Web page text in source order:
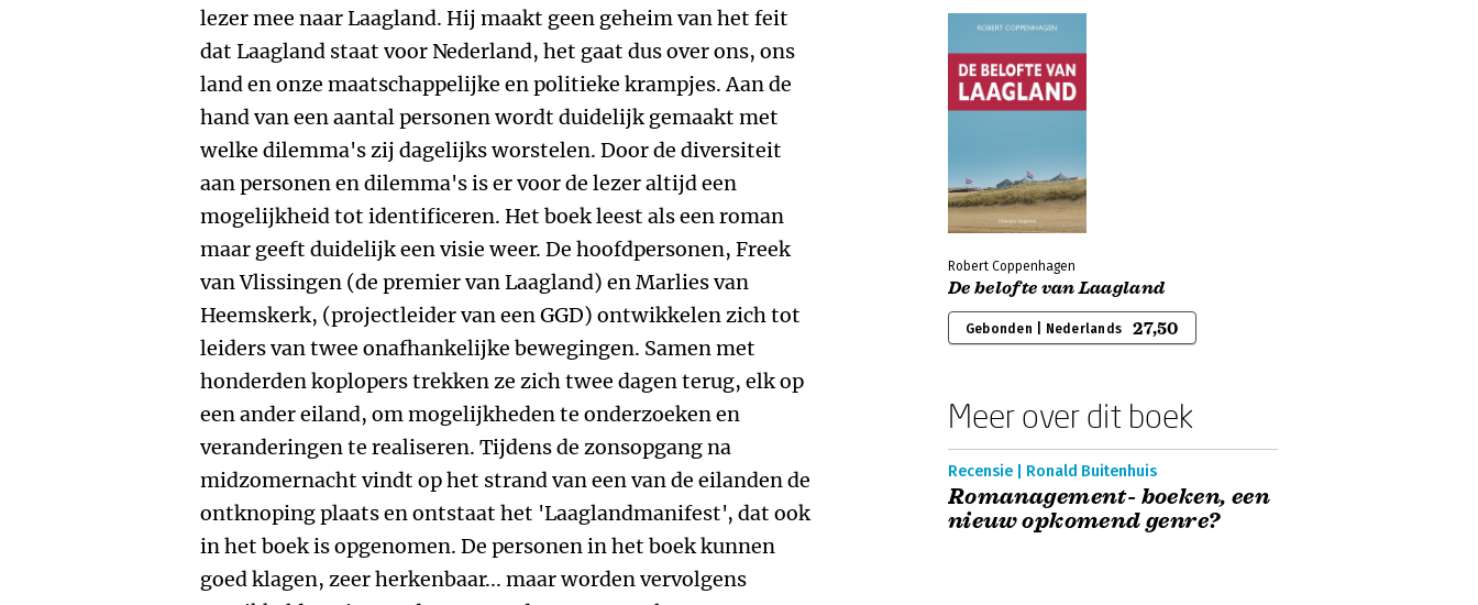
lezer mee naar Laagland. Hij maakt geen geheim van het feit
dat Laagland staat voor Nederland, het gaat dus over ons, ons
land en onze maatschappelijke en politieke krampjes. Aan de
hand van een aantal personen wordt duidelijk gemaakt met
welke dilemma's zij dagelijks worstelen. Door de diversiteit
aan personen en dilemma's is er voor de lezer altijd een
mogelijkheid tot identificeren. Het boek leest als een roman
maar geeft duidelijk een visie weer. De hoofdpersonen, Freek
van Vlissingen (de premier van Laagland) en Marlies van
Heemskerk, (projectleider van een GGD) ontwikkelen zich tot
leiders van twee onafhankelijke bewegingen. Samen met
honderden koplopers trekken ze zich twee dagen terug, elk op
een ander eiland, om mogelijkheden te onderzoeken en
veranderingen te realiseren. Tijdens de zonsopgang na
midzomernacht vindt op het strand van een van de eilanden de
ontknoping plaats en ontstaat het 'Laaglandmanifest', dat ook
in het boek is opgenomen. De personen in het boek kunnen
goed klagen, zeer herkenbaar... maar worden vervolgens
Robert Coppenhagen
De belofte van Laagland
Gebonden | Nederlands 27,50
Meer over dit boek
Recensie | Ronald Buitenhuis
Romanagement- boeken, een
nieuw opkomend genre?